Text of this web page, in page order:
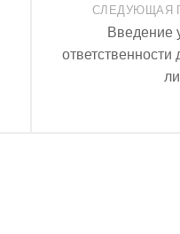
СЛЕДУЮЩАЯ
Введение